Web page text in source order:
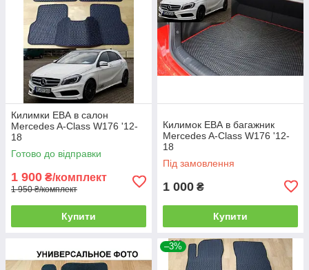
Килимки ЕВА в салон
Mercedes A-Class W176 '12-
18
Готово до відправки
1 900 ₴/комплект
1 950 ₴/комплект
Купити
Килимок ЕВА в багажник
Mercedes A-Class W176 '12-
18
Під замовлення
1 000 ₴
Купити
–3%